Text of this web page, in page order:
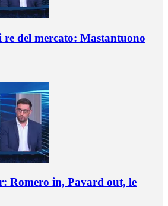
del mercato: Mastantuono
Romero in, Pavard out, le